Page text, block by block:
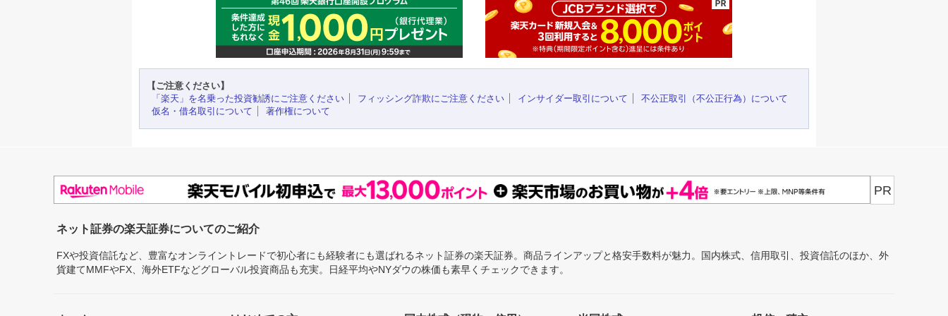
【ご注意ください】
「楽天」を名乗った投資勧誘にご注意ください
フィッシング詐欺にご注意ください インサイダー取引について
不公正取引（不公正行為）について
仮名・借名取引について
著作権について
PR
ネット証券の楽天証券についてのご紹介
FXや投資信託など、豊富なオンライントレードで初心者にも経験者にも選ばれるネット証券の楽天証券。商品ラインアップと格安手数料が魅力。国内株式、信用取引、投資信託のほか、外
貨建てMMFやFX、海外ETFなどグローバル投資商品も充実。日経平均やNYダウの株価も素早くチェックできます。